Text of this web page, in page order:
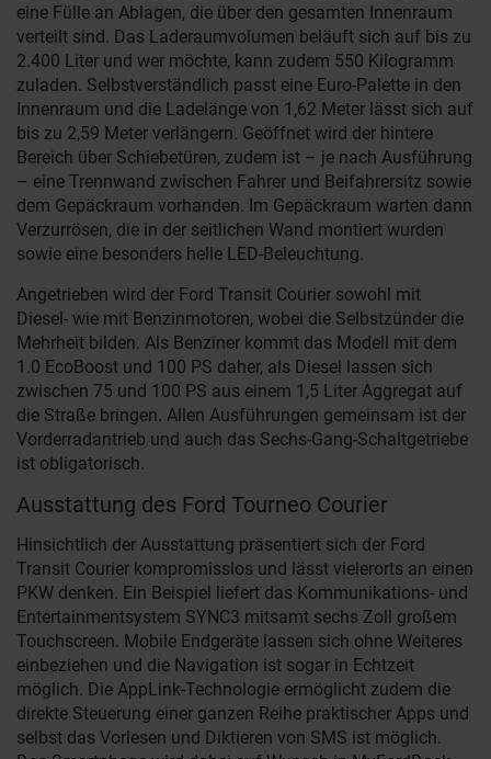
eine Fülle an Ablagen, die über den gesamten Innenraum
verteilt sind. Das Laderaumvolumen beläuft sich auf bis zu
2.400 Liter und wer möchte, kann zudem 550 Kilogramm
zuladen. Selbstverständlich passt eine Euro-Palette in den
Innenraum und die Ladelänge von 1,62 Meter lässt sich auf
bis zu 2,59 Meter verlängern. Geöffnet wird der hintere
Bereich über Schiebetüren, zudem ist – je nach Ausführung
– eine Trennwand zwischen Fahrer und Beifahrersitz sowie
dem Gepäckraum vorhanden. Im Gepäckraum warten dann
Verzurrösen, die in der seitlichen Wand montiert wurden
sowie eine besonders helle LED-Beleuchtung.
Angetrieben wird der Ford Transit Courier sowohl mit
Diesel- wie mit Benzinmotoren, wobei die Selbstzünder die
Mehrheit bilden. Als Benziner kommt das Modell mit dem
1.0 EcoBoost und 100 PS daher, als Diesel lassen sich
zwischen 75 und 100 PS aus einem 1,5 Liter Aggregat auf
die Straße bringen. Allen Ausführungen gemeinsam ist der
Vorderradantrieb und auch das Sechs-Gang-Schaltgetriebe
ist obligatorisch.
Ausstattung des Ford Tourneo Courier
Hinsichtlich der Ausstattung präsentiert sich der Ford
Transit Courier kompromisslos und lässt vielerorts an einen
PKW denken. Ein Beispiel liefert das Kommunikations- und
Entertainmentsystem SYNC3 mitsamt sechs Zoll großem
Touchscreen. Mobile Endgeräte lassen sich ohne Weiteres
einbeziehen und die Navigation ist sogar in Echtzeit
möglich. Die AppLink-Technologie ermöglicht zudem die
direkte Steuerung einer ganzen Reihe praktischer Apps und
selbst das Vorlesen und Diktieren von SMS ist möglich.